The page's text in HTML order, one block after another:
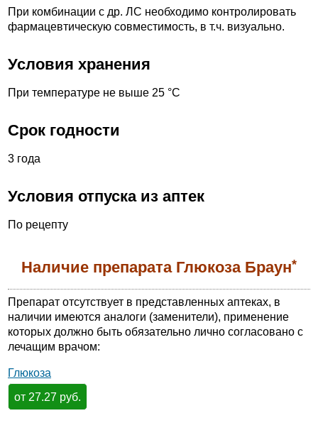
При комбинации с др. ЛС необходимо контролировать
фармацевтическую совместимость, в т.ч. визуально.
Условия хранения
При температуре не выше 25 °С
Срок годности
3 года
Условия отпуска из аптек
По рецепту
Наличие препарата Глюкоза Браун*
Препарат отсутствует в представленных аптеках, в
наличии имеются аналоги (заменители), применение
которых должно быть обязательно лично согласовано с
лечащим врачом:
Глюкоза
от 27.27 руб.